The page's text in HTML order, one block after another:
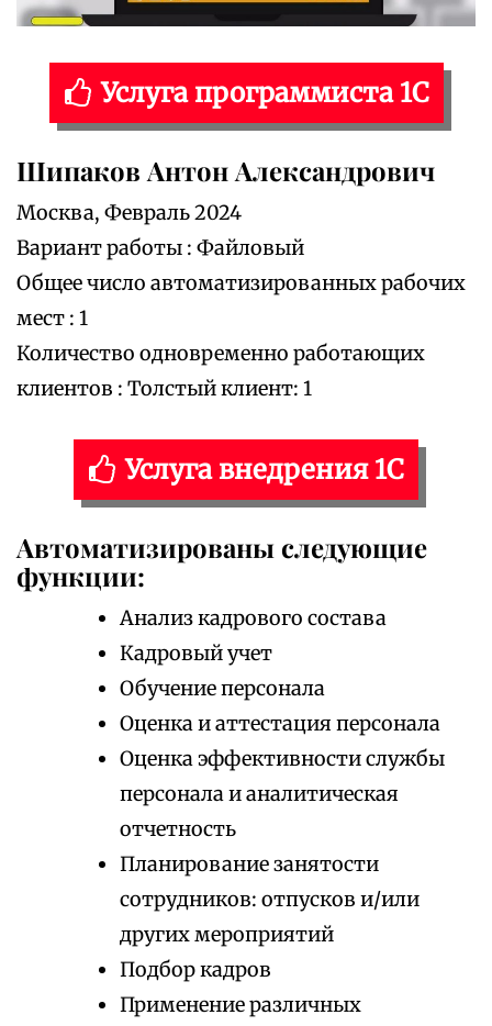
Услуга программиста 1С
Шипаков Антон Александрович
Москва, Февраль 2024
Вариант работы : Файловый
Общее число автоматизированных рабочих
мест : 1
Количество одновременно работающих
клиентов : Толстый клиент: 1
Услуга внедрения 1С
Автоматизированы следующие
функции:
Анализ кадрового состава
Кадровый учет
Обучение персонала
Оценка и аттестация персонала
Оценка эффективности службы
персонала и аналитическая
отчетность
Планирование занятости
сотрудников: отпусков и/или
других мероприятий
Подбор кадров
Применение различных